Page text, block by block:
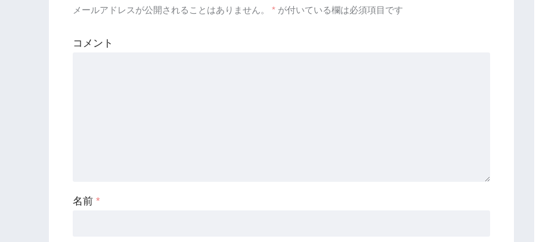
メールアドレスが公開されることはありません。 * が付いている欄は必須項目です
コメント
名前 *